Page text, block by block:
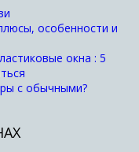
особенности и
окна : 5
с обычными?